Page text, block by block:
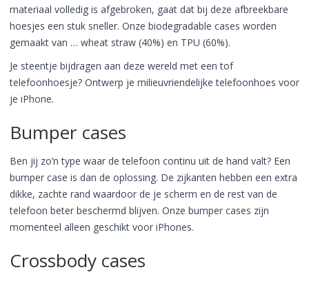
materiaal volledig is afgebroken, gaat dat bij deze afbreekbare
hoesjes een stuk sneller. Onze biodegradable cases worden
gemaakt van … wheat straw (40%) en TPU (60%).
Je steentje bijdragen aan deze wereld met een tof
telefoonhoesje? Ontwerp je milieuvriendelijke telefoonhoes voor
je iPhone.
Bumper cases
Ben jij zo’n type waar de telefoon continu uit de hand valt? Een
bumper case is dan de oplossing. De zijkanten hebben een extra
dikke, zachte rand waardoor de je scherm en de rest van de
telefoon beter beschermd blijven. Onze bumper cases zijn
momenteel alleen geschikt voor iPhones.
Crossbody cases